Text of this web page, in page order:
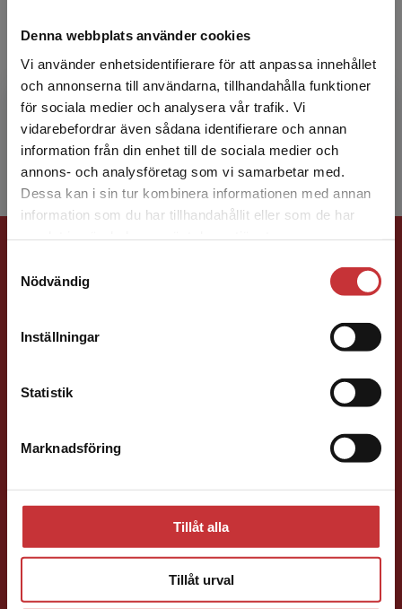
Denna webbplats använder cookies
Vi använder enhetsidentifierare för att anpassa innehållet
och annonserna till användarna, tillhandahålla funktioner
för sociala medier och analysera vår trafik. Vi
vidarebefordrar även sådana identifierare och annan
information från din enhet till de sociala medier och
annons- och analysföretag som vi samarbetar med.
Dessa kan i sin tur kombinera informationen med annan
information som du har tillhandahållit eller som de har
Nödvändig
Inställningar
Statistik
Marknadsföring
Tillåt alla
Tillåt urval
Begränsad fraktregion
Det verkar som att du besöker
studentlitteratur.se via en enhet utanför Sverige.
Vi erbjuder inte leveranser utanför Sverige. För
att kunna slutföra ett köp måste
Mats Alvesson
Mats Alvesson är organisations- och
ledningsforskare och professor vid Lunds
universitet och arbetar även vid University of
Queensland, Australien,...
Förlagskontakt
Förläggare
Forskningsmetodik